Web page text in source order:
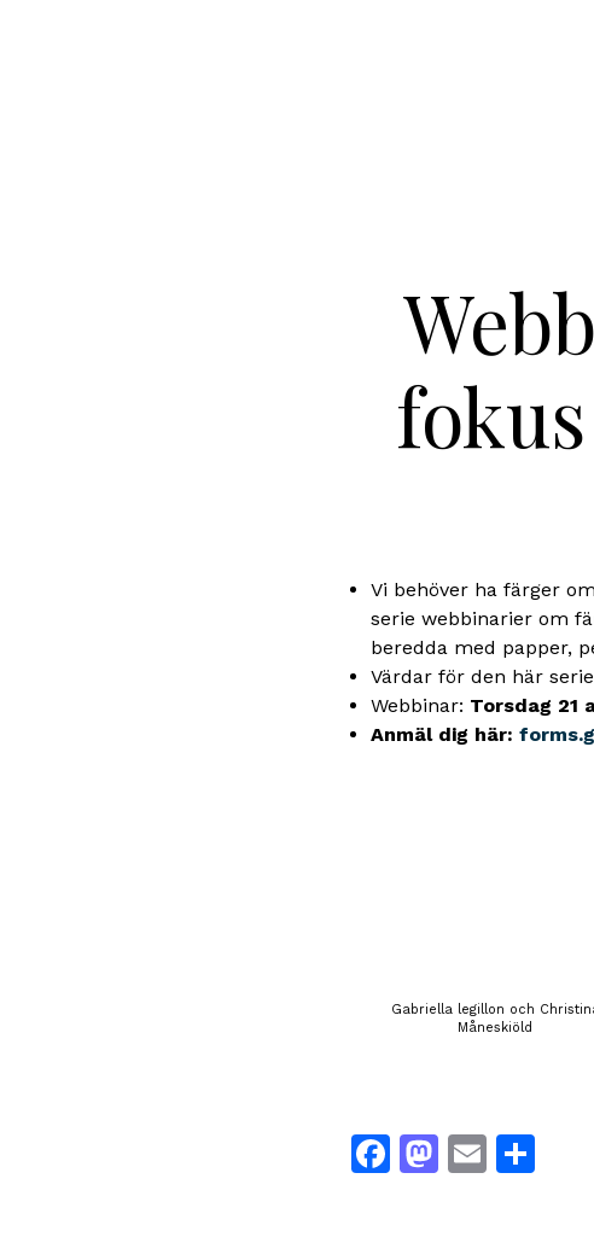
Vi behöver ha färger
serie webbinarier om
beredda med papper,
Värdar för den här
Webbinar: Torsdag 21
Anmäl dig här:
Gabriella legillon och
Måneskiöld
Facebook
Email